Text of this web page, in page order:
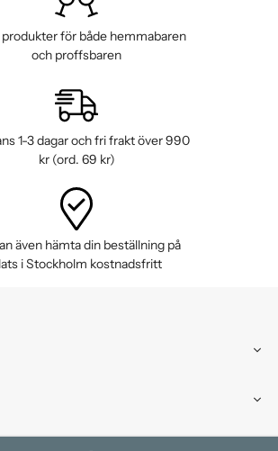
för både hemmabaren
och proffsbaren
1-3 dagar och fri frakt över 990
kr (ord. 69 kr)
även hämta din beställning på
i Stockholm kostnadsfritt